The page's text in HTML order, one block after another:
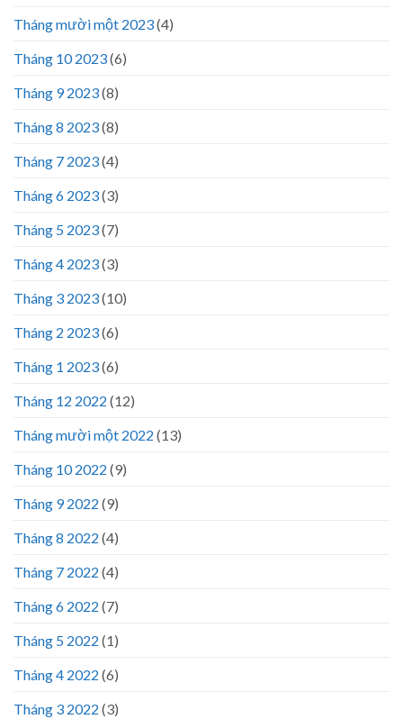
Tháng mười một 2023(4)
Tháng 10 2023(6)
Tháng 9 2023(8)
Tháng 8 2023(8)
Tháng 7 2023(4)
Tháng 6 2023(3)
Tháng 5 2023(7)
Tháng 4 2023(3)
Tháng 3 2023(10)
Tháng 2 2023(6)
Tháng 1 2023(6)
Tháng 12 2022 (12)
Tháng mười một 2022 (13)
Tháng 10 2022 (9)
Tháng 9 2022 (9)
Tháng 8 2022 (4)
Tháng 7 2022 (4)
Tháng 6 2022 (7)
Tháng 5 2022 (1)
Tháng 4 2022 (6)
Tháng 3 2022 (3)